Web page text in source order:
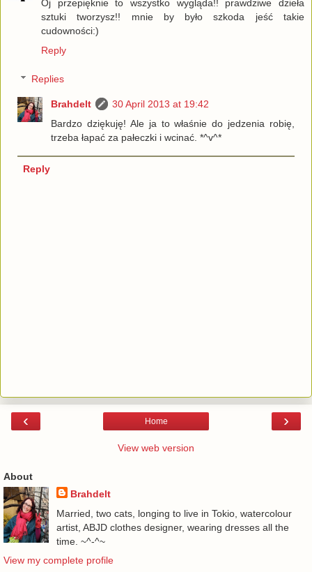
Oj przepięknie to wszystko wygląda!! prawdziwe dzieła
sztuki tworzysz!! mnie by było szkoda jeść takie
cudowności:)
Reply
Replies
Brahdelt
30 April 2013 at 19:42
Bardzo dziękuję! Ale ja to właśnie do jedzenia robię,
trzeba łapać za pałeczki i wcinać. *^v^*
Reply
‹ ›
Home
View web version
About
Brahdelt
Married, two cats, longing to live in Tokio, watercolour
artist, ABJD clothes designer, wearing dresses all the
time. ~^-^~
View my complete profile